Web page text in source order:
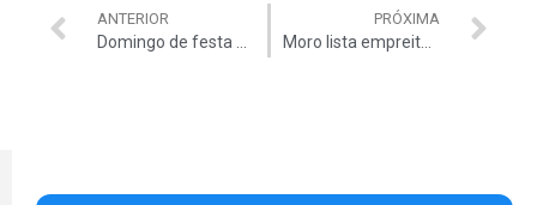
ANTERIOR PRÓXIMA
Moro lista empreiteiras do esquema de propinas